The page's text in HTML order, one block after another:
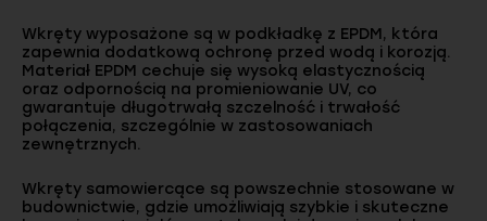
Wkręty wyposażone są w podkładkę z EPDM, która
zapewnia dodatkową ochronę przed wodą i korozją.
Materiał EPDM cechuje się wysoką elastycznością
oraz odpornością na promieniowanie UV, co
gwarantuje długotrwałą szczelność i trwałość
połączenia, szczególnie w zastosowaniach
zewnętrznych.
Wkręty samowiercące są powszechnie stosowane w
budownictwie, gdzie umożliwiają szybkie i skuteczne